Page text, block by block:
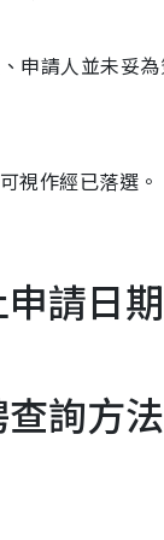
申請人並未妥
視作經已落選。
請日期
詢方法